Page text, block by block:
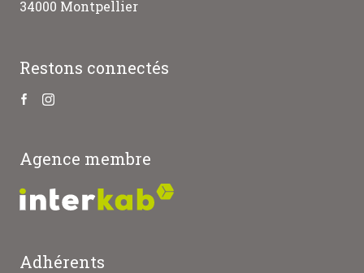
34000 Montpellier
Restons connectés
Agence membre
Adhérents